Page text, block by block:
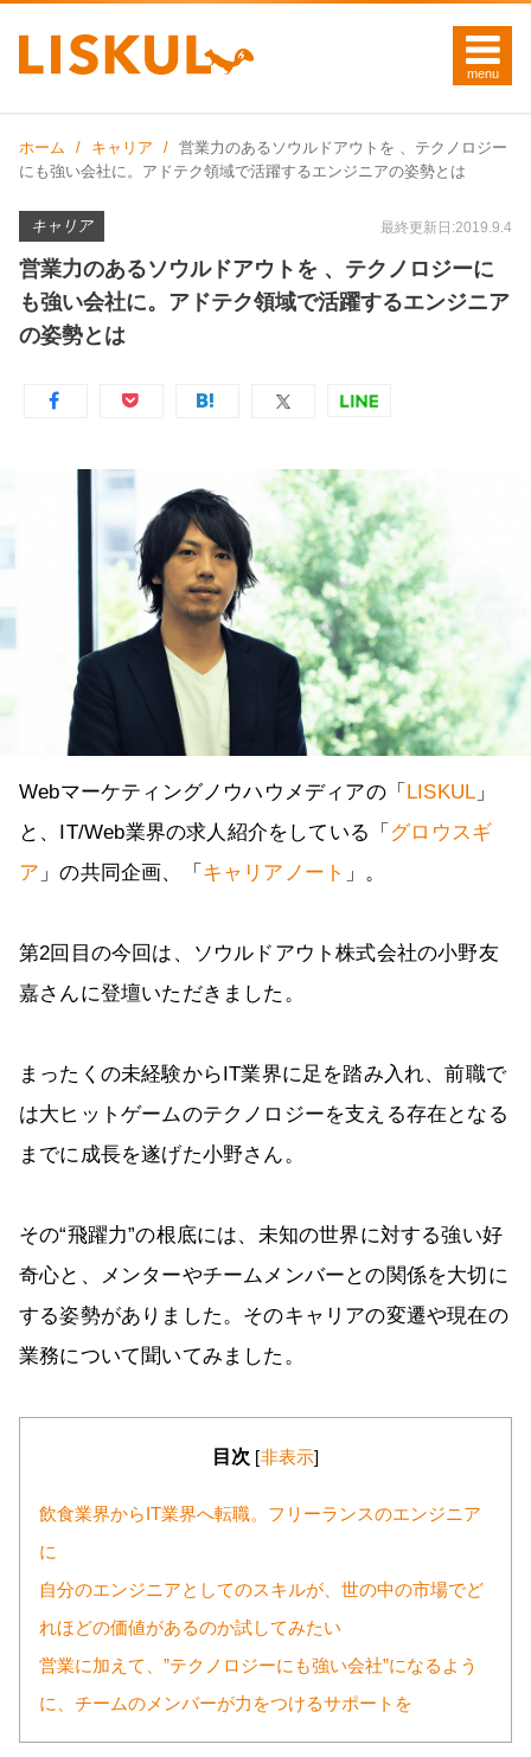
ホーム キャリア
営業力のあるソウルドアウトを 、テクノロジー
にも強い会社に。アドテク領域で活躍するエンジニアの姿勢とは
キャリア 最終更新日:2019.9.4
営業力のあるソウルドアウトを 、テクノロジーに
も強い会社に。アドテク領域で活躍するエンジニア
の姿勢とは
Webマーケティングノウハウメディアの「 LISKUL 」
と、IT/Web業界の求人紹介をしている「 グロウスギ
ア 」の共同企画、「 キャリアノート 」。
第2回目の今回は、ソウルドアウト株式会社の小野友
嘉さんに登壇いただきました。
まったくの未経験からIT業界に足を踏み入れ、前職で
は大ヒットゲームのテクノロジーを支える存在となる
までに成長を遂げた小野さん。
その“飛躍力”の根底には、未知の世界に対する強い好
奇心と、メンターやチームメンバーとの関係を大切に
する姿勢がありました。そのキャリアの変遷や現在の
業務について聞いてみました。
目次 [非表示]
飲食業界からIT業界へ転職。フリーランスのエンジニア
に
自分のエンジニアとしてのスキルが、世の中の市場でど
れほどの価値があるのか試してみたい
営業に加えて、”テクノロジーにも強い会社”になるよう
に、チームのメンバーが力をつけるサポートを